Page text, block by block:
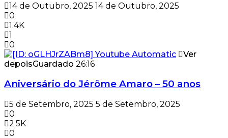
14 de Outubro, 2025 14 de Outubro, 2025
0
1.4K
1
0
Ver
depoisGuardado 26:16
Aniversário do Jérôme Amaro – 50 anos
5 de Setembro, 2025 5 de Setembro, 2025
0
2.5K
0